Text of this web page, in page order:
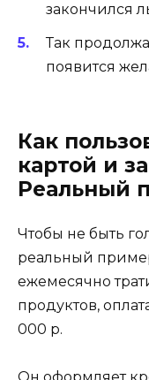
закончился
Так
появится
Как
картой и
Реальный
Чтобы не быть
реальный
ежемесячно
продуктов,
000 р.